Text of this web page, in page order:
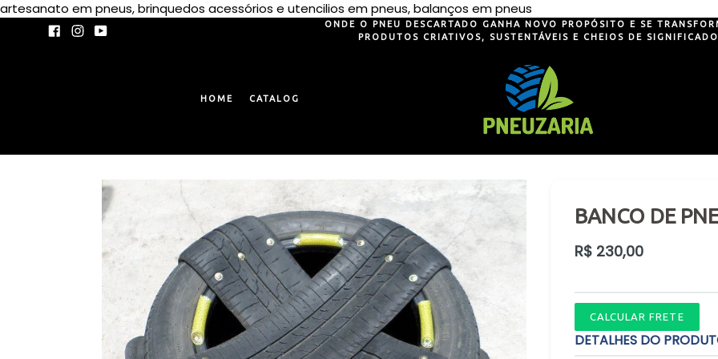
artesanato em pneus, brinquedos acessórios e utencilios em pneus, balanços em pneus
para
o
FacebookInstagram
ONDE O PNEU DESCARTADO GANHA NOVO PROPÓSITO E SE
PRODUTOS CRIATIVOS, SUSTENTÁVEIS E CHEIOS DE SIGNIFICADO
HOME CATALOG
BANCO DE
Preço
R$ 230,00
CALCULAR FRETE
DETALHES DO